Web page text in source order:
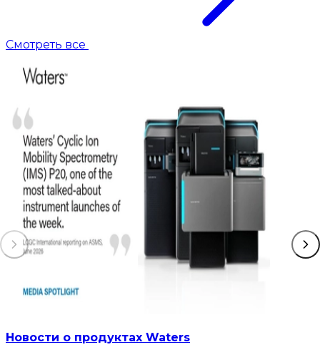
Смотреть все
Новости о продуктах Waters